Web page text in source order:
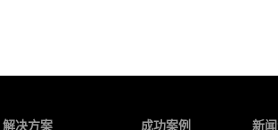
解决方案 成功案例 新